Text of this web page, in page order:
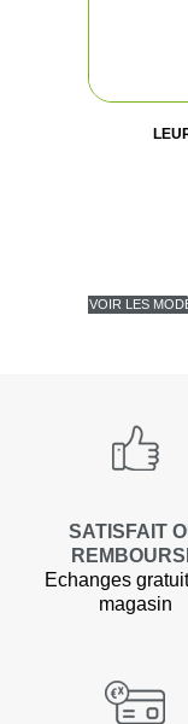
VOIR LES
SATISFAIT
Echanges
magasin